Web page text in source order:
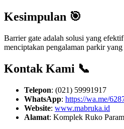
Kesimpulan 🎯
Barrier gate adalah solusi yang
menciptakan pengalaman parkir
Kontak Kami 📞
Telepon: (021) 59991917
WhatsApp: https://wa.me/
Website: www.mabruka.id
Alamat: Komplek Ruko